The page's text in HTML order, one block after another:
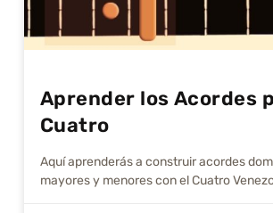
Aprender los Acordes
Cuatro
Aquí aprenderás a construir acordes
mayores y menores con el Cuatro